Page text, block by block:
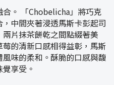
。 「Chobelicha」將巧克
中間夾著浸透馬斯卡彭起司
片抹茶餅乾之間點綴著美
的清新口感相得益彰，馬斯
味的柔和。酥脆的口感與馥
享受。